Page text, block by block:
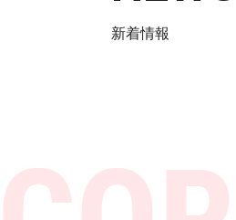
新着情報